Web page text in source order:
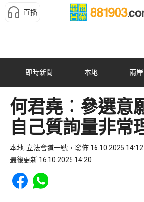
直播
即時新聞 本地 兩岸
何君堯︰參選
自己質詢量非常
本地, 立法會道一號
發佈 16.10.2025 14:12
最後更新 16.10.2025 14:20
Share to Facebook
Share to WhatsApp